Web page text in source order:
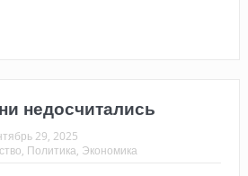
недосчитались
29, 2025
Политика Экономика